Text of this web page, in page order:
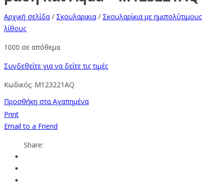
Αρχική σελίδα / Σκουλαρικια / Σκουλαρίκια με ημιπολύτιμους
λίθους
1000 σε απόθεμα
Συνδεθείτε για να δείτε τις τιμές
Κωδικός: M123221AQ
Προσθήκη στα Αγαπημένα
Print
Email to a Friend
Share: